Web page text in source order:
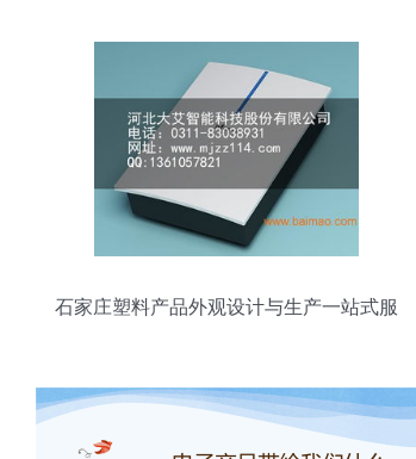
石家庄塑料产品外观设计与生产一站式服